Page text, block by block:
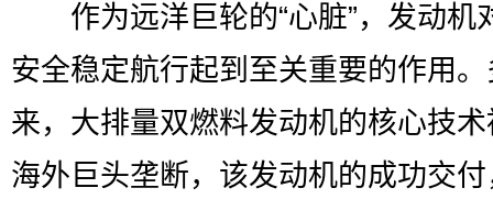
作为远洋巨轮的“心脏”，发动机
安全稳定航行起到至关重要的作用
来，大排量双燃料发动机的核心技
海外巨头垄断，该发动机的成功交